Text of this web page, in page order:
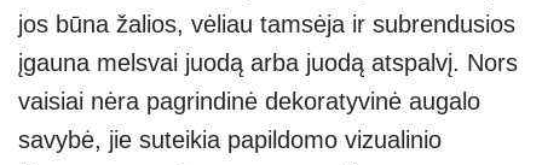
jos būna žalios, vėliau tamsėja ir subrendusios
įgauna melsvai juodą arba juodą atspalvį. Nors
vaisiai nėra pagrindinė dekoratyvinė augalo
savybė, jie suteikia papildomo vizualinio